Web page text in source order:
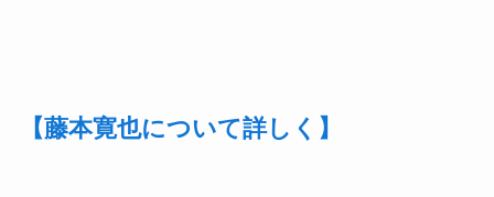
【藤本寛也について詳しく】